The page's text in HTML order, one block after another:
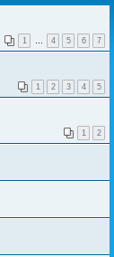
1 … 4 5 6 7
1 2 3 4 5
1 2